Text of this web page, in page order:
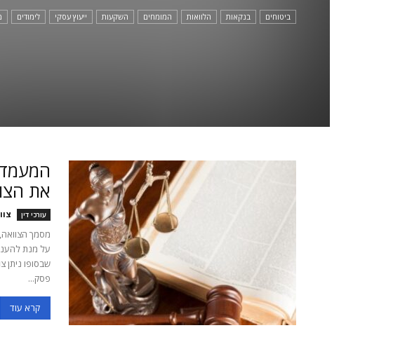
ביטוחים בנקאות הלוואות המומחים השקעות ייעוץ עסקי לימודים
את
עורכי דין
מסמך הצוואה,
על מנת
שבסופו ניתן
פסק...
קרא עוד